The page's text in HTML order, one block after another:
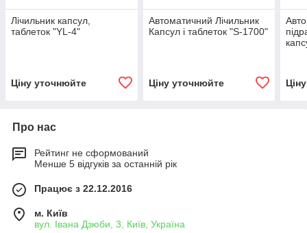
Лічильник капсул,
таблеток "YL-4"
Ціну уточнюйте
Автоматичний Лічильник
Капсул і таблеток "S-1700"
Ціну уточнюйте
Про нас
Рейтинг не сформований
Менше 5 відгуків за останній рік
Працює з 22.12.2016
м. Київ
вул. Івана Дзюби, 3, Київ, Україна